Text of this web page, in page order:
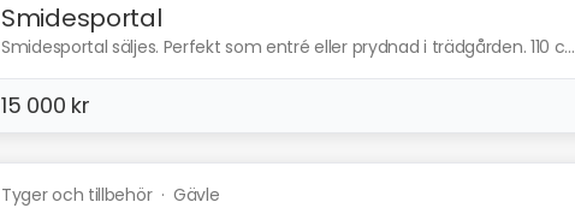
Smidesportal
Smidesportal säljes. Perfekt som entré eller prydnad i trädgården. 110 c...
15 000 kr
Tyger och tillbehör· Gävle